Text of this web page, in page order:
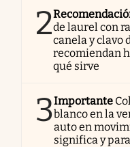
2de laurel con
canela y clavo
recomiendan
qué sirve
3Importante
blanco en la
auto en
significa y